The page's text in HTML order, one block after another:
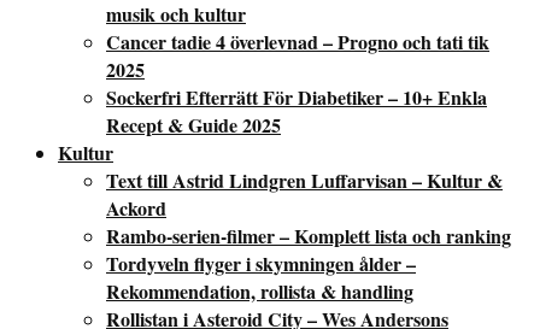
musik och kultur
Cancer tadie 4 överlevnad – Progno och tati tik
2025
Sockerfri Efterrätt För Diabetiker – 10+ Enkla
Recept & Guide 2025
Kultur
Text till Astrid Lindgren Luffarvisan – Kultur &
Ackord
Rambo-serien-filmer – Komplett lista och ranking
Tordyveln flyger i skymningen ålder –
Rekommendation, rollista & handling
Rollistan i Asteroid City – Wes Andersons